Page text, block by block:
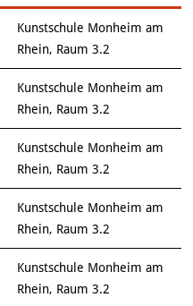
zum diesen Kurs
Kunstschule Monheim am
Rhein, Raum 3.2
Kunstschule Monheim am
Rhein, Raum 3.2
Kunstschule Monheim am
Rhein, Raum 3.2
Kunstschule Monheim am
Rhein, Raum 3.2
Kunstschule Monheim am
Rhein, Raum 3.2